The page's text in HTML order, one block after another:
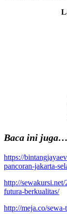
Baca ini
https://
pancoran-jakarta-
http://
futura-berkualitas/
http://meja.co/